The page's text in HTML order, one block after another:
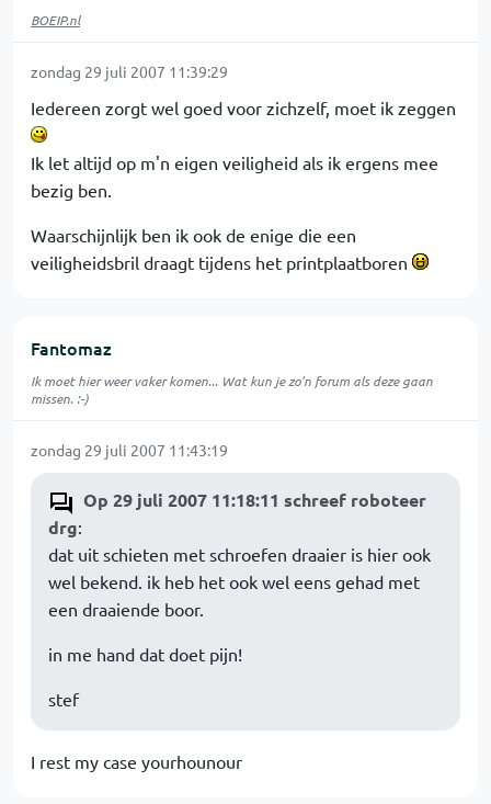
BOEIP.nl
zondag 29 juli 2007 11:39:29
Iedereen zorgt wel goed voor zichzelf, moet ik zeggen
Ik let altijd op m'n eigen veiligheid als ik ergens mee
bezig ben.
Waarschijnlijk ben ik ook de enige die een
veiligheidsbril draagt tijdens het printplaatboren
Fantomaz
Ik moet hier weer vaker komen... Wat kun je zo'n forum als deze gaan
missen. :-)
zondag 29 juli 2007 11:43:19
Op 29 juli 2007 11:18:11 schreef roboteer
drg:
dat uit schieten met schroefen draaier is hier ook
wel bekend. ik heb het ook wel eens gehad met
een draaiende boor.
in me hand dat doet pijn!
stef
I rest my case yourhounour